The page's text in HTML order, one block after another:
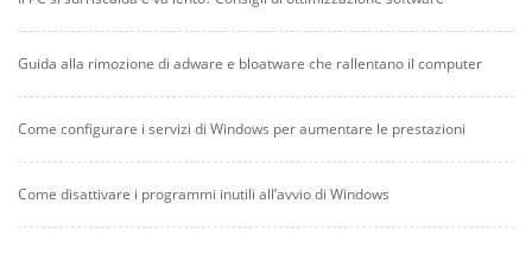
Guida alla rimozione di adware e bloatware che rallentano il computer
Come configurare i servizi di Windows per aumentare le prestazioni
Come disattivare i programmi inutili all’avvio di Windows